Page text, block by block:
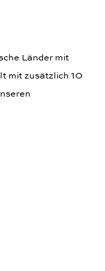
Länder mit
mit zusätzlich 10